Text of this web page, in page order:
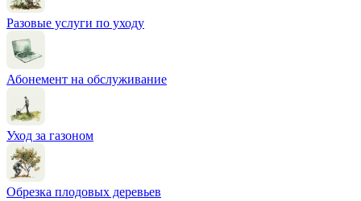
Разовые услуги по уходу
Абонемент на обслуживание
Уход за газоном
Обрезка плодовых деревьев